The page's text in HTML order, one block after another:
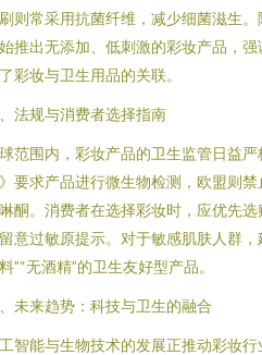
则常采用抗菌纤维，减少细菌滋生
推出无添加、低刺激的彩妆产品，
彩妆与卫生用品的关联。
法规与消费者选择指南
范围内，彩妆产品的卫生监管日益
要求产品进行微生物检测，欧盟则
酮。消费者在选择彩妆时，应优先
意过敏原提示。对于敏感肌肤人群
”“无酒精”的卫生友好型产品。
未来趋势：科技与卫生的融合
智能与生物技术的发展正推动彩妆